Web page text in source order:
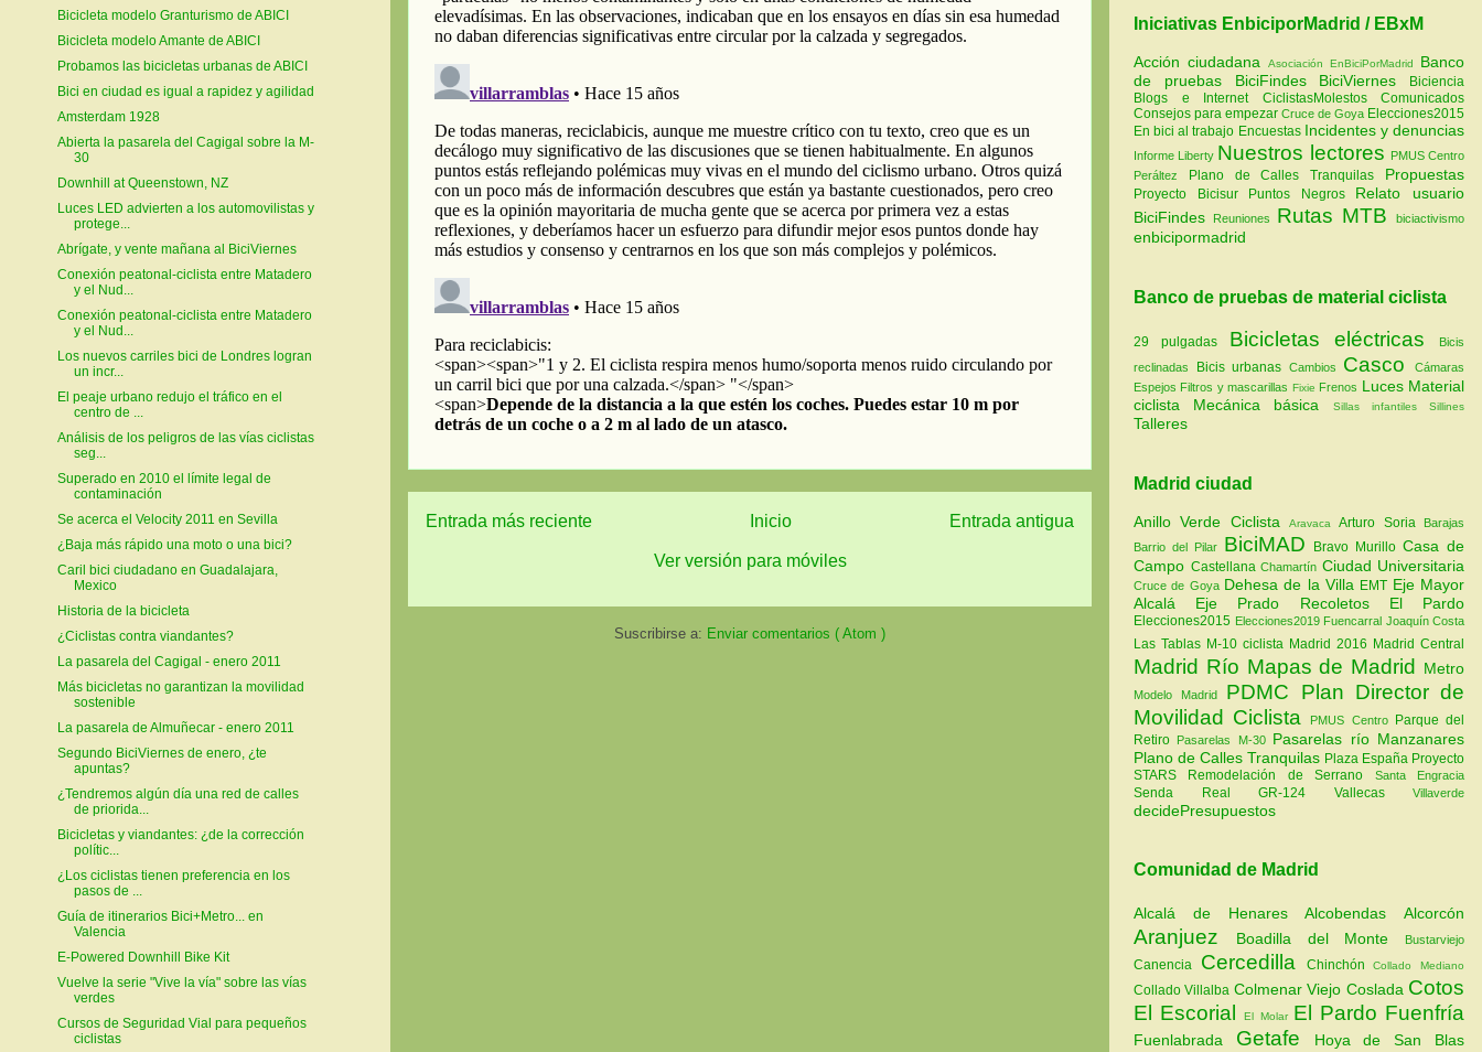
Entrada más reciente Entrada antigua
Inicio
Ver versión para móviles
Suscribirse a: Enviar comentarios ( Atom )
Bicicleta modelo Granturismo de ABICI
Bicicleta modelo Amante de ABICI
Probamos las bicicletas urbanas de ABICI
Bici en ciudad es igual a rapidez y agilidad
Amsterdam 1928
Abierta la pasarela del Cagigal sobre la M-
30
Downhill at Queenstown, NZ
Luces LED advierten a los automovilistas y
protege...
Abrígate, y vente mañana al BiciViernes
Conexión peatonal-ciclista entre Matadero
y el Nud...
Conexión peatonal-ciclista entre Matadero
y el Nud...
Los nuevos carriles bici de Londres logran
un incr...
El peaje urbano redujo el tráfico en el
centro de ...
Análisis de los peligros de las vías ciclistas
seg...
Superado en 2010 el límite legal de
contaminación
Se acerca el Velocity 2011 en Sevilla
¿Baja más rápido una moto o una bici?
Caril bici ciudadano en Guadalajara,
Mexico
Historia de la bicicleta
¿Ciclistas contra viandantes?
La pasarela del Cagigal - enero 2011
Más bicicletas no garantizan la movilidad
sostenible
La pasarela de Almuñecar - enero 2011
Segundo BiciViernes de enero, ¿te
apuntas?
¿Tendremos algún día una red de calles
de priorida...
Bicicletas y viandantes: ¿de la corrección
polític...
¿Los ciclistas tienen preferencia en los
pasos de ...
Guía de itinerarios Bici+Metro... en
Valencia
E-Powered Downhill Bike Kit
Vuelve la serie "Vive la vía" sobre las vías
verdes
Cursos de Seguridad Vial para pequeños
ciclistas
Iniciativas EnbiciporMadrid / EBxM
Acción ciudadana Asociación EnBiciPorMadrid
Banco
de pruebas
BiciFindes BiciViernes
Biciencia
Blogs e Internet
CiclistasMolestos
Comunicados
Consejos para empezar Cruce de Goya Elecciones2015
En bici al trabajo Encuestas Incidentes y denuncias
Informe Liberty Nuestros lectores
PMUS Centro
Peráltez
Plano de Calles Tranquilas Propuestas
Proyecto Bicisur Puntos Negros
Relato usuario
BiciFindes
Reuniones Rutas MTB biciactivismo
enbicipormadrid
Banco de pruebas de material ciclista
29 pulgadas Bicicletas eléctricas
Bicis
reclinadas
Bicis urbanas Cambios Casco
Cámaras
Espejos Filtros y mascarillas Fixie Frenos Luces Material
ciclista
Mecánica básica Sillas infantiles Sillines
Talleres
Madrid ciudad
Anillo Verde Ciclista AravacaArturo Soria
Barajas
Barrio del Pilar BiciMAD Bravo MurilloCasa de
Campo Castellana Chamartín Ciudad Universitaria
Cruce de Goya Dehesa de la Villa EMT Eje Mayor
Alcalá Eje Prado Recoletos El Pardo
Elecciones2015 Elecciones2019 Fuencarral Joaquín Costa
Las Tablas M-10 ciclista Madrid 2016 Madrid Central
Madrid Río Mapas de Madrid Metro
Modelo Madrid PDMC Plan Director de
Movilidad Ciclista
PMUS Centro Parque del
Retiro Pasarelas M-30 Pasarelas río Manzanares
Plano de Calles Tranquilas Plaza España Proyecto
STARS Remodelación de Serrano Santa Engracia
Senda Real GR-124 Vallecas Villaverde
decidePresupuestos
Comunidad de Madrid
Alcalá de HenaresAlcobendas Alcorcón
Aranjuez Boadilla del Monte Bustarviejo
Canencia Cercedilla ChinchónCollado Mediano
Collado Villalba Colmenar Viejo Coslada Cotos
El EscorialEl Molar El Pardo Fuenfría
Fuenlabrada Getafe Hoya de San Blas